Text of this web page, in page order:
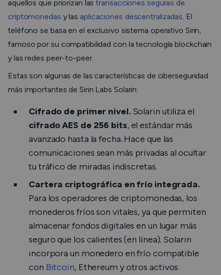
aquellos que priorizan lastransacciones seguras de
criptomonedas y las aplicaciones descentralizadas. El
teléfono se basa en el exclusivo sistema operativo Sirin,
famoso por su compatibilidad con la tecnología blockchain
y las redes peer-to-peer.
Estas son algunas de las características de ciberseguridad
más importantes de Sirin Labs Solarin:
Cifrado de primer nivel. Solarin utiliza el
cifrado AES de 256 bits, el estándar más
avanzado hasta la fecha. Hace que las
comunicaciones sean más privadas al ocultar
tu tráfico de miradas indiscretas.
Cartera criptográfica en frío integrada.
Para los operadores de criptomonedas, los
monederos fríos son vitales, ya que permiten
almacenar fondos digitales en un lugar más
seguro que los calientes (en línea). Solarin
incorpora un monedero en frío compatible
con Bitcoin, Ethereum y otros activos